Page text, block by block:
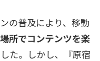
の普及により、移動
所でコンテンツを楽
た。しかし、『原宿